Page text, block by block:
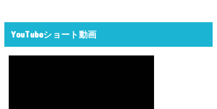
YouTubeショート動画